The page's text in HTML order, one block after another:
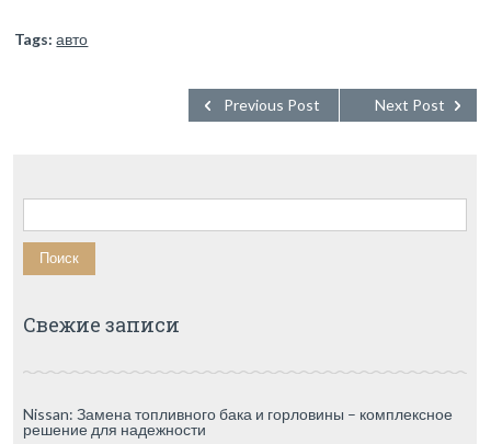
Tags: авто
Next Post
Previous Post
Найти:
Свежие записи
Nissan: Замена топливного бака и горловины – комплексное
решение для надежности